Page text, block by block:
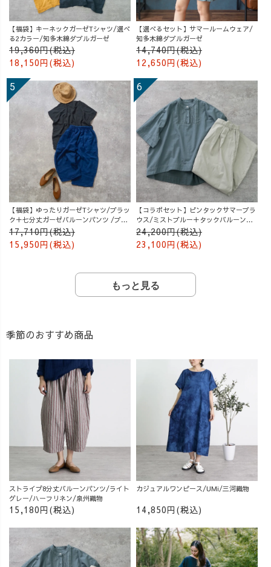
【福袋】キーネックガーゼTシャツ/選べ
る2カラー/知多木綿ダブルガーゼ
19,360円(税込)
18,150円(税込)
【選べるセット】サマールームウェア/
知多木綿ダブルガーゼ
14,740円(税込)
12,650円(税込)
【福袋】ゆったりガーゼTシャツ/ブラッ
ク＋七分丈ガーゼバルーンパンツ /ブル
ー
17,710円(税込)
15,950円(税込)
【コラボセット】ピンタックサマーブラ
ウス/ミストブルー＋タックバルーンパ
ンツ/グレージュ
24,200円(税込)
23,100円(税込)
もっと見る
季節のおすすめ商品
ストライプ8分丈バルーンパンツ/ライト
グレー/ハーフリネン/泉州織物
15,180円(税込)
カジュアルワンピース/UMi/三河織物
14,850円(税込)